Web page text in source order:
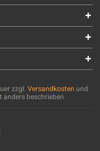
zzgl.Versandkosten und
beschrieben